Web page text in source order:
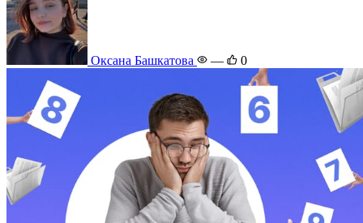
Оксана Башкатова — 0